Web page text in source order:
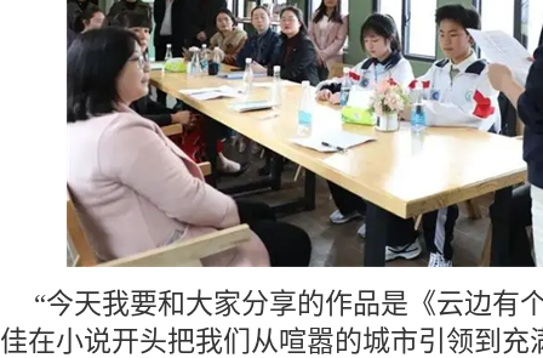
“今天我要和大家分享的作品是《云边有
佳在小说开头把我们从喧嚣的城市引领到充